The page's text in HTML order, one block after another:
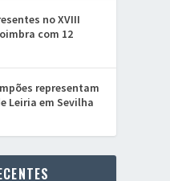
no XVIII
com 12
representam
Leiria em Sevilha